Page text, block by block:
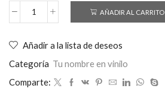
AÑADIR AL CARRITO
Añadir a la lista de deseos
Categoría Tu nombre en vinilo
Comparte: